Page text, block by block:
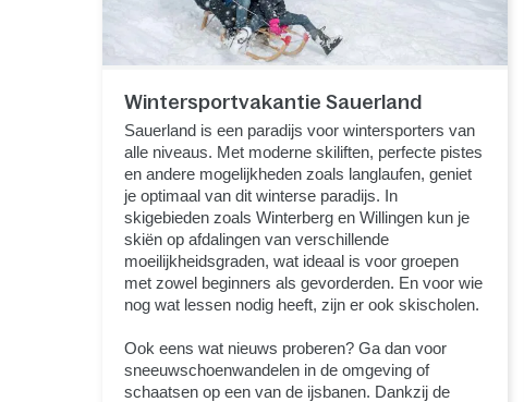
Wintersportvakantie Sauerland
Sauerland is een paradijs voor wintersporters van
alle niveaus. Met moderne skiliften, perfecte pistes
en andere mogelijkheden zoals langlaufen, geniet
je optimaal van dit winterse paradijs. In
skigebieden zoals Winterberg en Willingen kun je
skiën op afdalingen van verschillende
moeilijkheidsgraden, wat ideaal is voor groepen
met zowel beginners als gevorderden. En voor wie
nog wat lessen nodig heeft, zijn er ook skischolen.
Ook eens wat nieuws proberen? Ga dan voor
sneeuwschoenwandelen in de omgeving of
schaatsen op een van de ijsbanen. Dankzij de